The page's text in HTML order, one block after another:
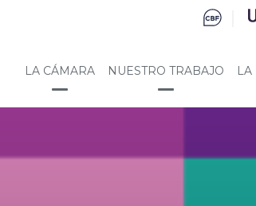
LA CÁMARA NUESTRO TRABAJO LA